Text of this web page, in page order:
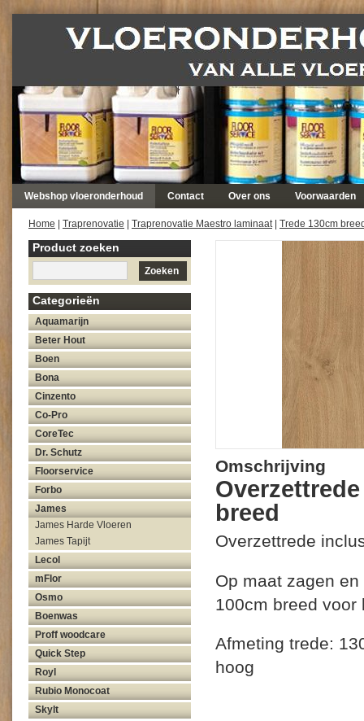
Webshop vloeronderhoud Contact Over ons Voorwaarden
Home Traprenovatie Traprenovatie Maestro laminaat| Trede 130cm
Product zoeken
Zoeken
Categorieën
Aquamarijn
Beter Hout
Boen
Bona
Cinzento
Co-Pro
CoreTec
Dr. Schutz
Floorservice
Forbo
James
James Harde Vloeren
James Tapijt
Lecol
mFlor
Osmo
Boenwas
Proff woodcare
Quick Step
Royl
Rubio Monocoat
Skylt
Omschrijving
breed
Overzettrede
Op maat zagen
100cm breed voor
Afmeting trede:
hoog